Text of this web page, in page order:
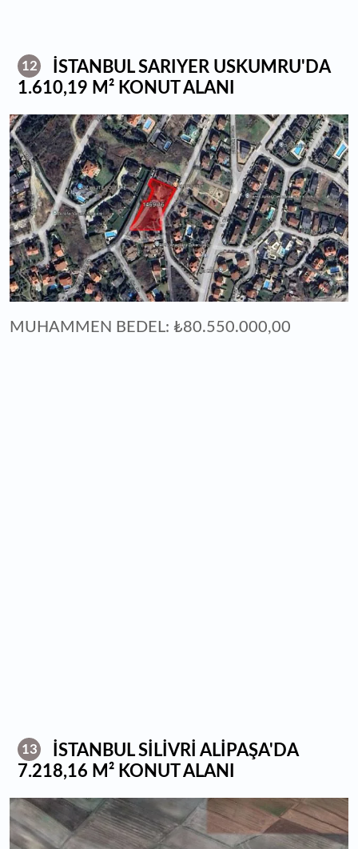
12
İSTANBUL SARIYER USKUMRU'DA
1.610,19 M² KONUT ALANI
MUHAMMEN BEDEL: ₺80.550.000,00
13
İSTANBUL SİLİVRİ ALİPAŞA'DA
7.218,16 M² KONUT ALANI